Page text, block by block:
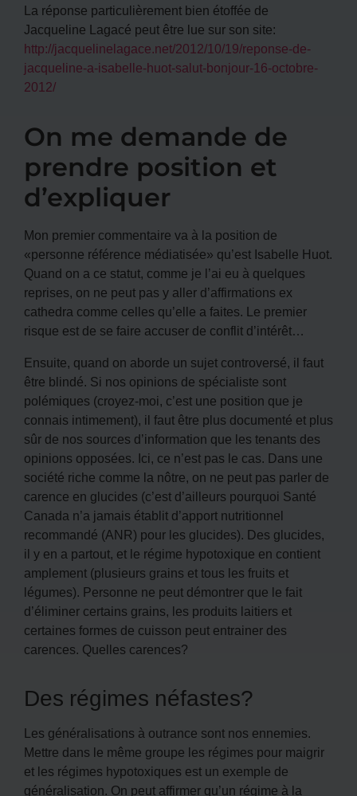
La réponse particulièrement bien étoffée de
Jacqueline Lagacé peut être lue sur son site:
http://jacquelinelagace.net/2012/10/19/reponse-de-
jacqueline-a-isabelle-huot-salut-bonjour-16-octobre-
2012/
On me demande de
prendre position et
d’expliquer
Mon premier commentaire va à la position de
«personne référence médiatisée» qu’est Isabelle Huot.
Quand on a ce statut, comme je l’ai eu à quelques
reprises, on ne peut pas y aller d’affirmations ex
cathedra comme celles qu’elle a faites. Le premier
risque est de se faire accuser de conflit d’intérêt…
Ensuite, quand on aborde un sujet controversé, il faut
être blindé. Si nos opinions de spécialiste sont
polémiques (croyez-moi, c’est une position que je
connais intimement), il faut être plus documenté et plus
sûr de nos sources d’information que les tenants des
opinions opposées. Ici, ce n’est pas le cas. Dans une
société riche comme la nôtre, on ne peut pas parler de
carence en glucides (c’est d’ailleurs pourquoi Santé
Canada n’a jamais établit d’apport nutritionnel
recommandé (ANR) pour les glucides). Des glucides,
il y en a partout, et le régime hypotoxique en contient
amplement (plusieurs grains et tous les fruits et
légumes). Personne ne peut démontrer que le fait
d’éliminer certains grains, les produits laitiers et
certaines formes de cuisson peut entrainer des
carences. Quelles carences?
Des régimes néfastes?
Les généralisations à outrance sont nos ennemies.
Mettre dans le même groupe les régimes pour maigrir
et les régimes hypotoxiques est un exemple de
généralisation. On peut affirmer qu’un régime à la